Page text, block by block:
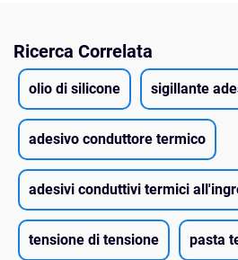
Ricerca Correlata
olio di silicone sigillante
adesivo conduttore termico
adesivi conduttivi termici
tensione di tensione pasta